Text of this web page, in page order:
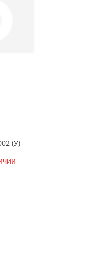
(У)